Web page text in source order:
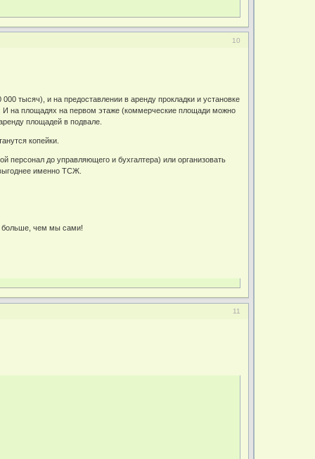
10
тысяч), и на предоставлении в аренду прокладки и установке
И на площадях на первом этаже (коммерческие площади можно
площадей в подвале.
копейки.
до управляющего и бухгалтера) или организовать
именно ТСЖ.
больше, чем мы сами!
11